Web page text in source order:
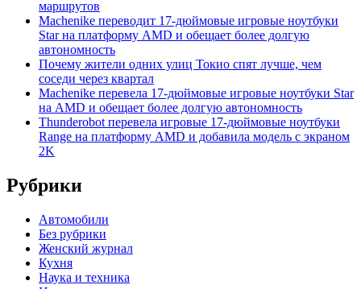
маршрутов
Machenike переводит 17-дюймовые игровые ноутбуки
Star на платформу AMD и обещает более долгую
автономность
Почему жители одних улиц Токио спят лучше, чем
соседи через квартал
Machenike перевела 17-дюймовые игровые ноутбуки Star
на AMD и обещает более долгую автономность
Thunderobot перевела игровые 17-дюймовые ноутбуки
Range на платформу AMD и добавила модель с экраном
2K
Рубрики
Автомобили
Без рубрики
Женский журнал
Кухня
Наука и техника